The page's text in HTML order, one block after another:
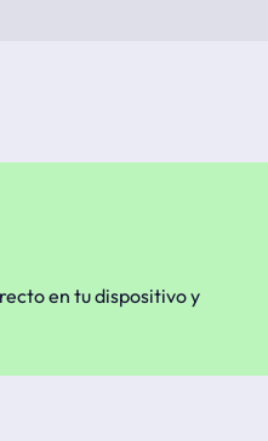
en tu dispositivo y